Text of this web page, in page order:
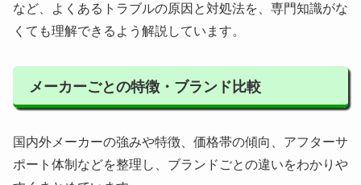
など、よくあるトラブルの原因と対処法を、専門知識がな
くても理解できるよう解説しています。
メーカーごとの特徴・ブランド比較
国内外メーカーの強みや特徴、価格帯の傾向、アフターサ
ポート体制などを整理し、ブランドごとの違いをわかりや